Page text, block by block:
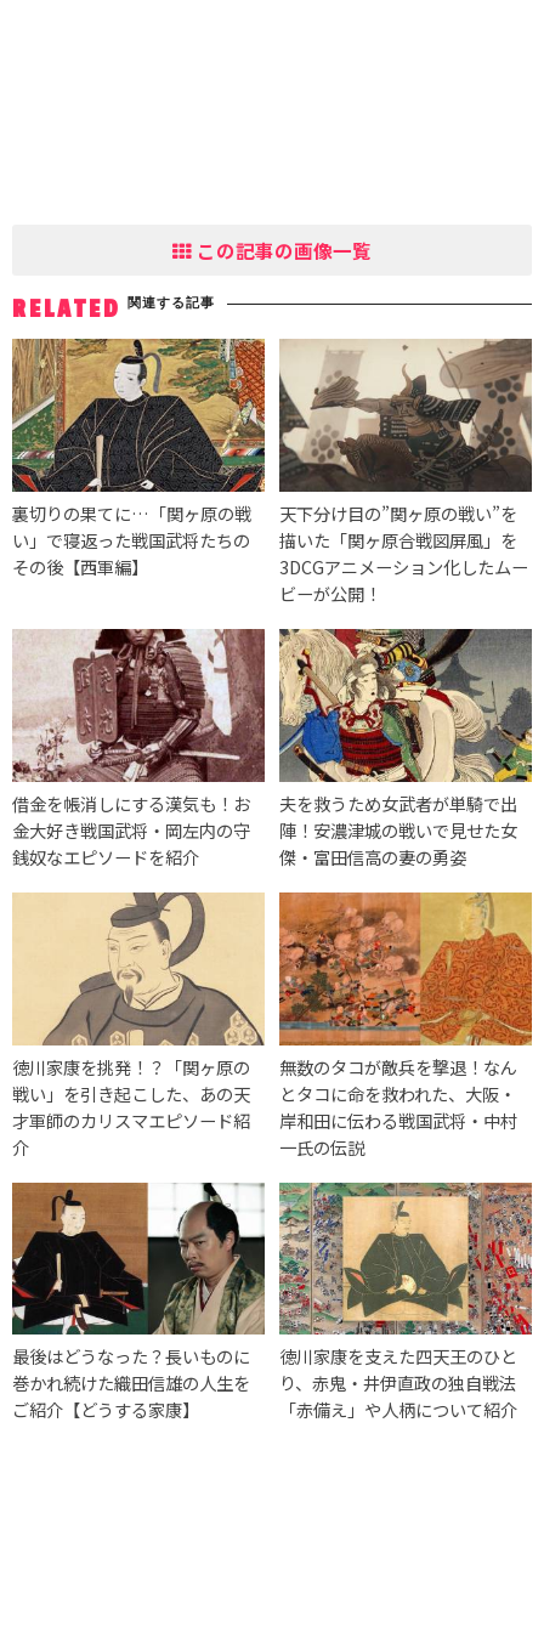
この記事の画像一覧
RELATED 関連する記事
裏切りの果てに…「関ヶ原の戦
い」で寝返った戦国武将たちの
その後【西軍編】
天下分け目の”関ヶ原の戦い”を
描いた「関ヶ原合戦図屏風」を
3DCGアニメーション化したムー
ビーが公開！
借金を帳消しにする漢気も！お
金大好き戦国武将・岡左内の守
銭奴なエピソードを紹介
夫を救うため女武者が単騎で出
陣！安濃津城の戦いで見せた女
傑・富田信高の妻の勇姿
徳川家康を挑発！？「関ヶ原の
戦い」を引き起こした、あの天
才軍師のカリスマエピソード紹
介
無数のタコが敵兵を撃退！なん
とタコに命を救われた、大阪・
岸和田に伝わる戦国武将・中村
一氏の伝説
最後はどうなった？長いものに
巻かれ続けた織田信雄の人生を
ご紹介【どうする家康】
徳川家康を支えた四天王のひと
り、赤鬼・井伊直政の独自戦法
「赤備え」や人柄について紹介